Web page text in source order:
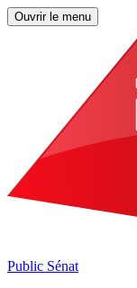
Ouvrir le menu
Public Sénat